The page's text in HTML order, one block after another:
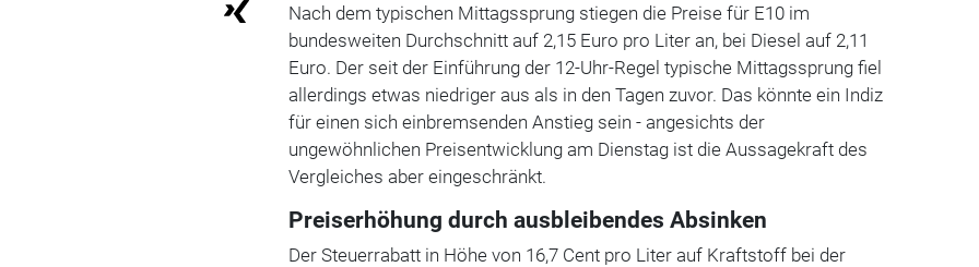
Nach dem typischen Mittagssprung stiegen die Preise für E10 im
bundesweiten Durchschnitt auf 2,15 Euro pro Liter an, bei Diesel auf 2,11
Euro. Der seit der Einführung der 12-Uhr-Regel typische Mittagssprung fiel
allerdings etwas niedriger aus als in den Tagen zuvor. Das könnte ein Indiz
für einen sich einbremsenden Anstieg sein - angesichts der
ungewöhnlichen Preisentwicklung am Dienstag ist die Aussagekraft des
Vergleiches aber eingeschränkt.
Preiserhöhung durch ausbleibendes Absinken
Der Steuerrabatt in Höhe von 16,7 Cent pro Liter auf Kraftstoff bei der